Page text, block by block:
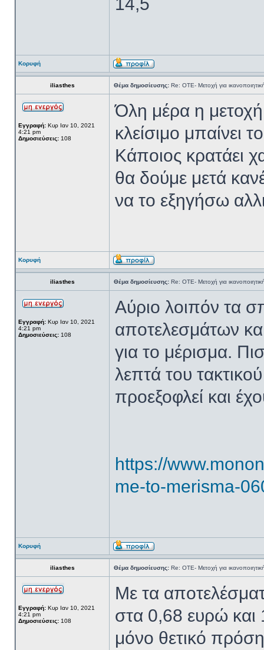
Κορυφή
iliasthes Θέμα δημοσίευσης: Re: ΟΤΕ- Μετοχή για
Εγγραφή: Κυρ Ιαν 10, 2021
4:21 pm
Δημοσιεύσεις: 108
Όλη μέρα η μετοχή
κλείσιμο μπαίνει
Κάποιος κρατάει
θα δούμε μετά
να το εξηγήσω
Κορυφή
iliasthes Θέμα δημοσίευσης: Re: ΟΤΕ- Μετοχή για
Εγγραφή: Κυρ Ιαν 10, 2021
4:21 pm
Δημοσιεύσεις: 108
Αύριο λοιπόν τα
αποτελεσμάτων
για το μέρισμα.
λεπτά του
προεξοφλεί και
https://
me-to-merisma-
Κορυφή
iliasthes Θέμα δημοσίευσης: Re: ΟΤΕ- Μετοχή για
Εγγραφή: Κυρ Ιαν 10, 2021
4:21 pm
Δημοσιεύσεις: 108
Με τα
στα 0,68 ευρώ και
μόνο θετικό